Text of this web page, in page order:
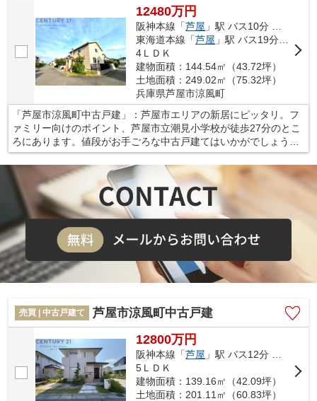
12480万円
阪神本線「芦屋 」駅 バス10分 「涼風町」 停歩4分
東海道本線「芦屋 」駅 バス19分 「涼風町」 停歩4分
4ＬＤＫ
建物面積：144.54㎡（43.72坪）
土地面積：249.02㎡（75.32坪）
兵庫県芦屋市涼風町
「芦屋市涼風町中古戸建」：芦屋市エリアの新居にピッタリ。フ
ァミリー向けのポイント、芦屋市立潮見小学校が徒歩27分のとこ
ろにあります。値段がお手ごろな中古戸建てはいかがでしょう
か。築8年の物件です。芦屋市の阪神本線芦屋付近での暮らしを豊
かにするため、住まい探しを全力でサポート致します。まずはお
気軽にご連絡ください。
売買 | 中古戸建て 芦屋市涼風町中古戸建
12800万円
阪神本線「芦屋 」駅 バス12分 「涼風町東」 停歩4分
5ＬＤＫ
建物面積：139.16㎡（42.09坪）
土地面積：201.11㎡（60.83坪）